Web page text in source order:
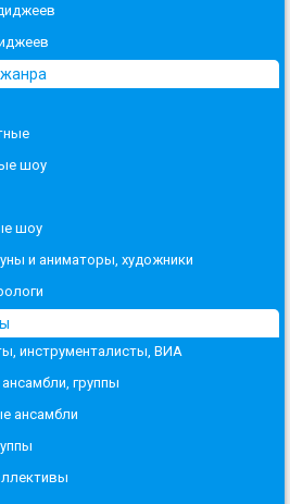
шоу
шоу
и аниматоры, художники
инструменталисты, ВИА
группы
ансамбли